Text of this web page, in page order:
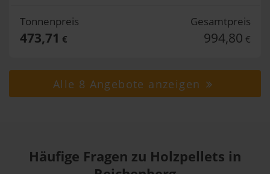
Tonnenpreis
473,71 €
Gesamtpreis
994,80 €
Alle 8 Angebote anzeigen
Häufige Fragen zu Holzpellets in